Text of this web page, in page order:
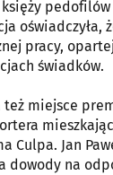
pedofilów
oświadczyła,
pracy,
świadków.
też miejsce
Culpa. Jan
dowody na